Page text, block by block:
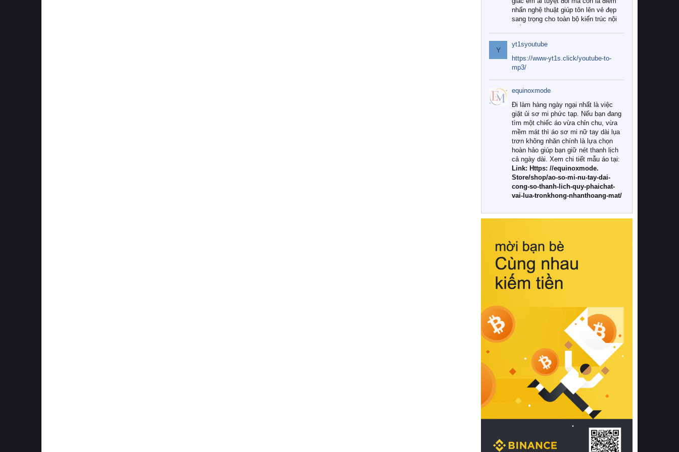
nhấn nghệ thuật giúp tôn lên vẻ đẹp
sang trọng cho toàn bộ kiến trúc nội
Tuy nhiên, giữa thị trường đa dạng
với vô vàn thương hiệu và mẫu mã
như hiện nay, làm thế nào để chọn
được những bộ chăn ga gối đệm cao
cấp thực sự chất lượng, phù hợp với
khí hậu và nhu cầu sử dụng của gia
đình? Hãy cùng chúng tôi đi tìm lời
giải đáp chi tiết qua bài viết dưới đây.
1. Tại sao các gia đình hiện đại lại ưa
chuộng chăn ga gối đệm cao cấp?
Khác với các dòng sản phẩm thông
thường, những bộ chăn ga gối đệm
cao cấp trải qua quy trình sản xuất
nghiêm ngặt từ khâu chọn lọc nguyên
liệu tự nhiên đến công nghệ dệt
nhuộm hiện đại không chứa hóa chất
này, bạn sẽ cảm nhận rõ rệt sự khác
hồi chuẩn xác của phần đệm nâng đỡ
cột sống.
Bên cạnh đó, việc lựa chọn các dòng
sản phẩm đạt chuẩn chất lượng quốc
tế còn giúp ngăn ngừa tình trạng kích
khuẩn và nấm mốc trong điều kiện
thời tiết nóng ẩm. Bạn có thể tìm hiểu
thêm các nghiên cứu khoa học về tác
động của giấc ngủ và môi trường
phòng ngủ đối với sức khỏe con
người tại Sleep Foundation (External
Link) để có cái nhìn toàn diện hơn.
2. Các tiêu chí vàng khi lựa chọn
chăn ga gối đệm cao cấp cho phòng
ngủ
Để sở hữu một bộ chăn ga gối đệm
cao cấp hoàn hảo cả về thẩm mỹ lẫn
công năng, người tiêu dùng cần cân
nhắc kỹ lưỡng các tiêu chí quan trọng
Y
yt1syoutube
https://www-yt1s.click/youtube-to-
mp3/
equinoxmode
Đi làm hàng ngày ngại nhất là việc
giặt ủi sơ mi phức tạp. Nếu bạn đang
tìm một chiếc áo vừa chỉn chu, vừa
mềm mát thì áo sơ mi nữ tay dài lụa
trơn không nhăn chính là lựa chọn
hoàn hảo giúp bạn giữ nét thanh lịch
cả ngày dài. Xem chi tiết mẫu áo tại:
Link: Https: //equinoxmode.
Store/shop/ao-so-mi-nu-tay-dai-
cong-so-thanh-lich-quy-phaichat-
vai-lua-tronkhong-nhanthoang-mat/